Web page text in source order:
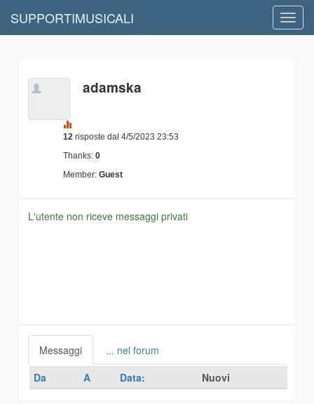
SUPPORTIMUSICALI
adamska
12 risposte dal 4/5/2023 23:53
Thanks: 0
Member: Guest
L'utente non riceve messaggi privati
Messaggi
... nel forum
Da
A Data: Nuovi